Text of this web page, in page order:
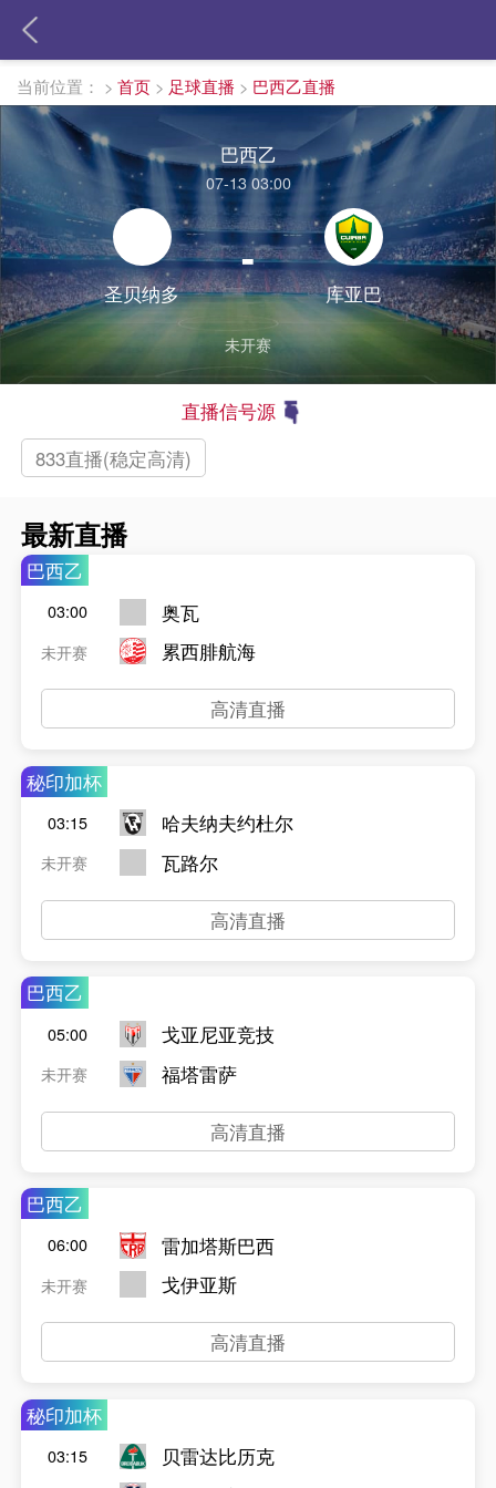
当前位置： > 首页 > 足球直播 > 巴西乙直播
巴西乙
07-13 03:00
圣贝纳多
-
库亚巴
未开赛
直播信号源
833直播(稳定高清)
最新直播
巴西乙
03:00
未开赛
奥瓦
累西腓航海
高清直播
秘印加杯
03:15
未开赛
哈夫纳夫约杜尔
瓦路尔
高清直播
巴西乙
05:00
未开赛
戈亚尼亚竞技
福塔雷萨
高清直播
巴西乙
06:00
未开赛
雷加塔斯巴西
戈伊亚斯
高清直播
秘印加杯
03:15
贝雷达比历克